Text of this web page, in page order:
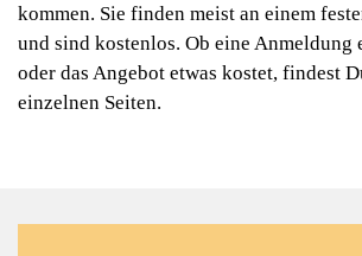
kommen. Sie finden meist an einem
und sind kostenlos. Ob eine
oder das Angebot etwas kostet, findest
einzelnen Seiten.